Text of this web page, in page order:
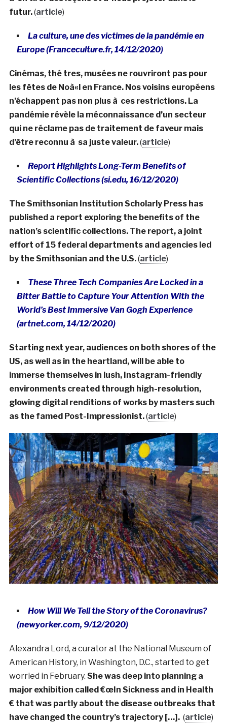
futur.(article)
La culture, une des victimes de la pandémie en
Europe (Franceculture.fr, 14/12/2020)
Cinémas, thé tres, musées ne rouvriront pas pour
les fêtes de Noà«l en France. Nos voisins européens
n’échappent pas non plus à ces restrictions. La
pandémie révèle la méconnaissance d’un secteur
qui ne réclame pas de traitement de faveur mais
d’être reconnu à sa juste valeur.(article)
Report Highlights Long-Term Benefits of
Scientific Collections (si.edu, 16/12/2020)
The Smithsonian Institution Scholarly Press has
published a report exploring the benefits of the
nation’s scientific collections. The report, a joint
effort of 15 federal departments and agencies led
by the Smithsonian and the U.S.(article)
These Three Tech Companies Are Locked in a
Bitter Battle to Capture Your Attention With the
World’s Best Immersive Van Gogh Experience
(artnet.com, 14/12/2020)
Starting next year, audiences on both shores of the
US, as well as in the heartland, will be able to
immerse themselves in lush, Instagram-friendly
environments created through high-resolution,
glowing digital renditions of works by masters such
as the famed Post-Impressionist.(article)
How Will We Tell the Story of the Coronavirus?
(newyorker.com, 9/12/2020)
Alexandra Lord, a curator at the National Museum of
American History, in Washington, D.C., started to get
worried in February. She was deep into planning a
major exhibition called €œIn Sickness and in Health
€ that was partly about the disease outbreaks that
have changed the country’s trajectory […]. (article)